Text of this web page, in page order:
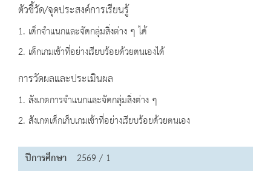
ตัวชี้วัด/จุดประสงค์การเรียนรู้
1. เด็กจำแนกและจัดกลุ่มสิ่งต่าง ๆ ได้
2. เด็กเกมเข้าที่อย่างเรียบร้อยด้วยตนเองได้
การวัดผลและประเมินผล
1. สังเกตการจำแนกและจัดกลุ่มสิ่งต่าง ๆ
2. สังเกตเด็กเก็บเกมเข้าที่อย่างเรียบร้อยด้วยตนเอง
ปีการศึกษา 2569 / 1